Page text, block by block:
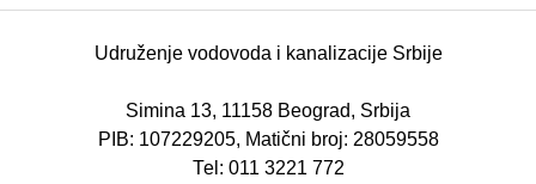
Udruženje vodovoda i kanalizacije Srbije
Simina 13, 11158 Beograd, Srbija
PIB: 107229205, Matični broj: 28059558
Теl: 011 3221 772